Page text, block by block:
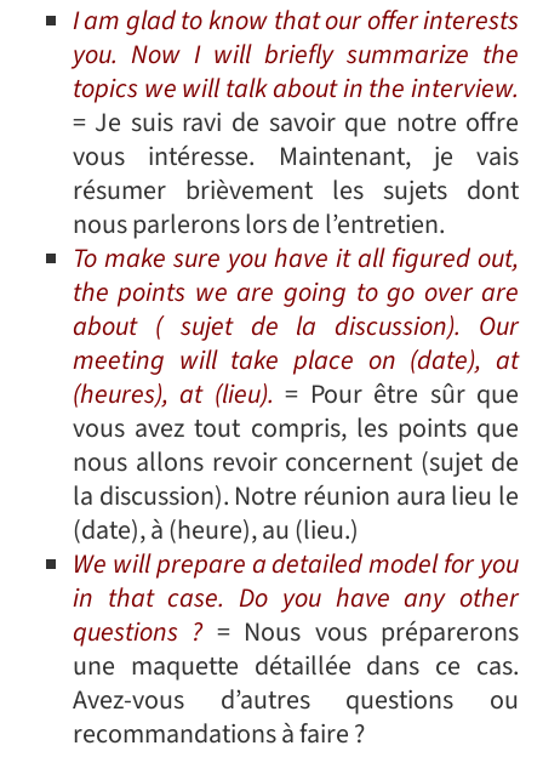
I am glad to know that our offer interests
you. Now I will briefly summarize the
topics we will talk about in the interview.
= Je suis ravi de savoir que notre offre
vous intéresse. Maintenant, je vais
résumer brièvement les sujets dont
nous parlerons lors de l’entretien.
To make sure you have it all figured out,
the points we are going to go over are
about ( sujet de la discussion). Our
meeting will take place on (date), at
(heures), at (lieu). = Pour être sûr que
vous avez tout compris, les points que
nous allons revoir concernent (sujet de
la discussion). Notre réunion aura lieu le
(date), à (heure), au (lieu.)
We will prepare a detailed model for you
in that case. Do you have any other
questions ? = Nous vous préparerons
une maquette détaillée dans ce cas.
Avez-vous d’autres questions ou
recommandations à faire ?